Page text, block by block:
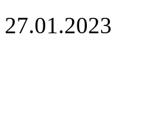
27.01.2023